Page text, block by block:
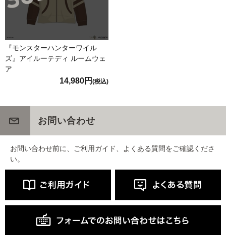
『モンスターハンターワイル
ズ』アイルーテディ ルームウェ
ア
14,980円 (税込)
お問い合わせ
お問い合わせ前に、ご利用ガイド、よくある質問をご確認くださ
い。